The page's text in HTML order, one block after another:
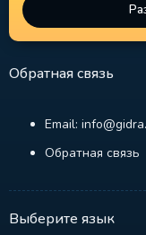
Обратная связь
Email:
Обратная связь
Выберите язык